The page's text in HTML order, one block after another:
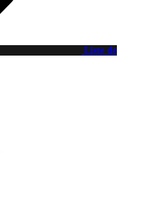
Liste de